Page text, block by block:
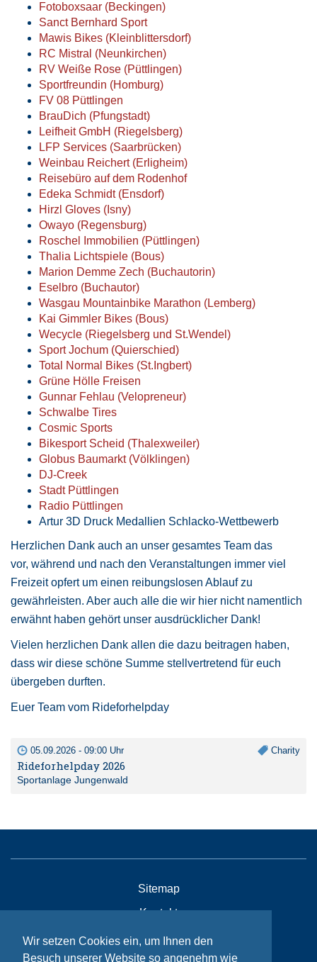
Wir setzen Cookies ein, um Ihnen den
Besuch unserer Website so angenehm wie
Fotoboxsaar (Beckingen)
Sanct Bernhard Sport
Mawis Bikes (Kleinblittersdorf)
RC Mistral (Neunkirchen)
RV Weiße Rose (Püttlingen)
Sportfreundin (Homburg)
FV 08 Püttlingen
BrauDich (Pfungstadt)
Leifheit GmbH (Riegelsberg)
LFP Services (Saarbrücken)
Weinbau Reichert (Erligheim)
Reisebüro auf dem Rodenhof
Edeka Schmidt (Ensdorf)
Hirzl Gloves (Isny)
Owayo (Regensburg)
Roschel Immobilien (Püttlingen)
Thalia Lichtspiele (Bous)
Marion Demme Zech (Buchautorin)
Eselbro (Buchautor)
Wasgau Mountainbike Marathon (Lemberg)
Kai Gimmler Bikes (Bous)
Wecycle (Riegelsberg und St.Wendel)
Sport Jochum (Quierschied)
Total Normal Bikes (St.Ingbert)
Grüne Hölle Freisen
Gunnar Fehlau (Velopreneur)
Schwalbe Tires
Cosmic Sports
Bikesport Scheid (Thalexweiler)
Globus Baumarkt (Völklingen)
DJ-Creek
Stadt Püttlingen
Radio Püttlingen
Artur 3D Druck Medallien Schlacko-Wettbewerb
Herzlichen Dank auch an unser gesamtes Team das
vor, während und nach den Veranstaltungen immer viel
Freizeit opfert um einen reibungslosen Ablauf zu
gewährleisten. Aber auch alle die wir hier nicht namentlich
erwähnt haben gehört unser ausdrücklicher Dank!
Vielen herzlichen Dank allen die dazu beitragen haben,
dass wir diese schöne Summe stellvertretend für euch
übergeben durften.
Euer Team vom Rideforhelpday
05.09.2026 - 09:00 Uhr Charity
Rideforhelpday 2026
Sportanlage Jungenwald
Sitemap
Kontakt
Impressum